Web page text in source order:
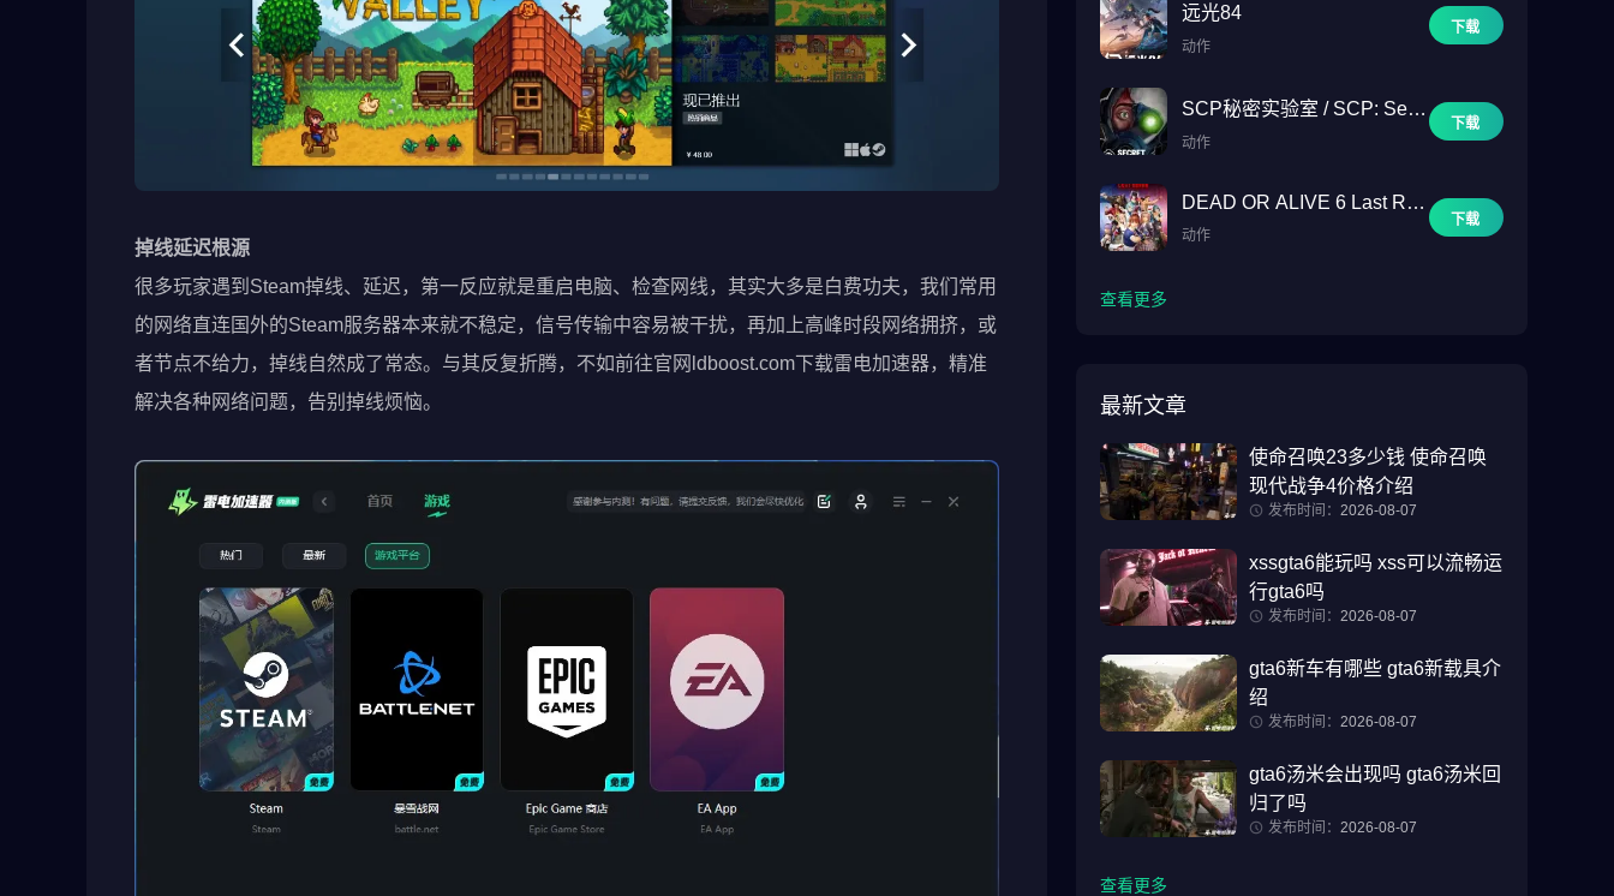
掉线延迟根源
很多玩家遇到Steam掉线、延迟，第一反应就是重启电脑、检查网线，其实大多是白费功夫，我们常用
的网络直连国外的Steam服务器本来就不稳定，信号传输中容易被干扰，再加上高峰时段网络拥挤，或
者节点不给力，掉线自然成了常态。与其反复折腾，不如前往官网ldboost.com下载雷电加速器，精准
解决各种网络问题，告别掉线烦恼。
远光84
动作
下载
SCP秘密实验室 / SCP: Secr
et Laboratory
动作
下载
DEAD OR ALIVE 6 Last Rou
nd
动作
下载
查看更多
最新文章
使命召唤23多少钱 使命召唤
现代战争4价格介绍
发布时间： 2026-08-07
xssgta6能玩吗 xss可以流畅运
行gta6吗
发布时间： 2026-08-07
gta6新车有哪些 gta6新载具介
绍
发布时间： 2026-08-07
gta6汤米会出现吗 gta6汤米回
归了吗
发布时间： 2026-08-07
查看更多